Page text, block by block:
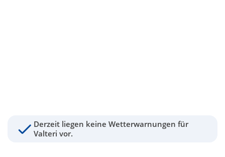
Derzeit liegen keine Wetterwarnungen für
Valteri vor.